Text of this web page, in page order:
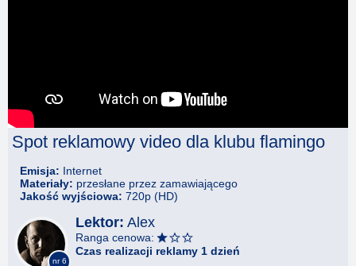
Spot reklamowy video dla klubu flamingo
Emisja: Internet
Materiały: przesłane przez zamawiającego
Jakość wyjściowa: 720p (HD)
nr 6
Lektor: Alex
Ranga cenowa:
Czas realizacji reklamy 1 dzień